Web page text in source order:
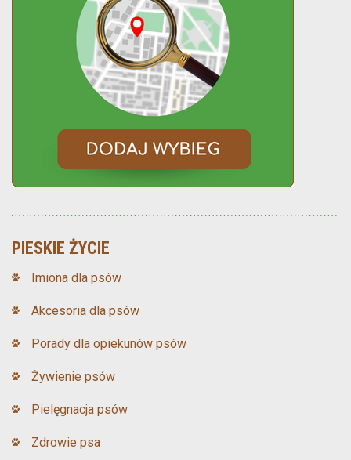
PIESKIE ŻYCIE
Imiona dla psów
Akcesoria dla psów
Porady dla opiekunów psów
Żywienie psów
Pielęgnacja psów
Zdrowie psa